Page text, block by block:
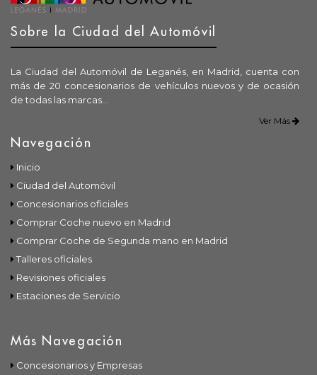
Sobre la Ciudad del Automóvil
La Ciudad del Automóvil de Leganés, en Madrid, cuenta con
más de 20 concesionarios de vehículos nuevos y de ocasión
de todas las marcas...
Ver Más
Navegación
Inicio
Ciudad del Automóvil
Concesionarios oficiales
Comprar Coche nuevo en Madrid
Comprar Coche de Segunda mano en Madrid
Talleres oficiales
Revisiones oficiales
Estaciones de Servicio
Más Navegación
Concesionarios y Empresas